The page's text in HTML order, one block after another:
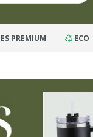
PREMIUM ECO